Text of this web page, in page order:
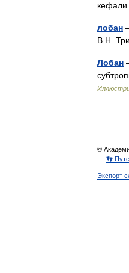
лобан
В.Н.
Лобан
©
👣
Экспорт